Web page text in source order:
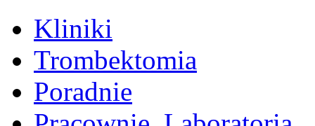
Kliniki
Trombektomia
Poradnie